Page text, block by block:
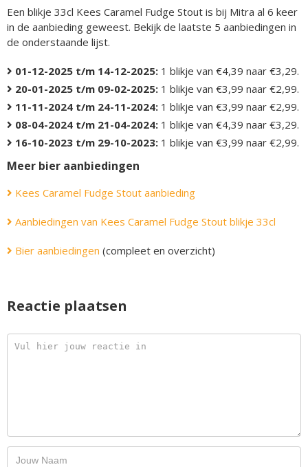
Een blikje 33cl Kees Caramel Fudge Stout is bij Mitra al 6 keer
in de aanbieding geweest. Bekijk de laatste 5 aanbiedingen in
de onderstaande lijst.
01-12-2025 t/m 14-12-2025: 1 blikje van €4,39 naar €3,29.
20-01-2025 t/m 09-02-2025: 1 blikje van €3,99 naar €2,99.
11-11-2024 t/m 24-11-2024: 1 blikje van €3,99 naar €2,99.
08-04-2024 t/m 21-04-2024: 1 blikje van €4,39 naar €3,29.
16-10-2023 t/m 29-10-2023: 1 blikje van €3,99 naar €2,99.
Meer bier aanbiedingen
Kees Caramel Fudge Stout aanbieding
Aanbiedingen van Kees Caramel Fudge Stout blikje 33cl
Bier aanbiedingen (compleet en overzicht)
Reactie plaatsen